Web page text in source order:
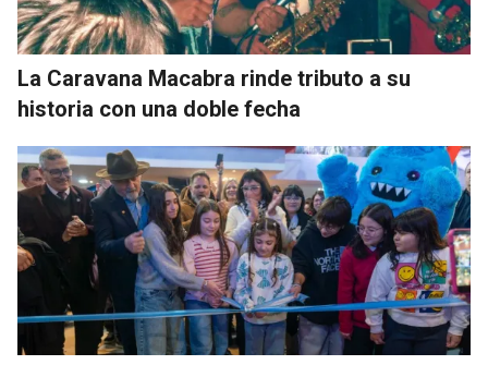
La Caravana Macabra rinde tributo a su
historia con una doble fecha